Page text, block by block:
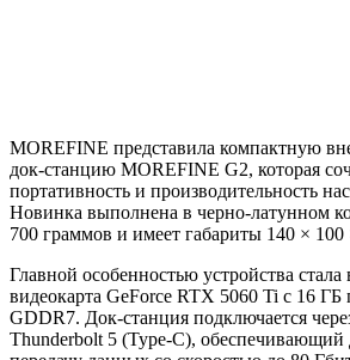
MOREFINE представила компактную
док-станцию MOREFINE G2, которая
портативность и производительность
Новинка выполнена в черно-латунном
700 граммов и имеет габариты 140 ×
Главной особенностью устройства стала
видеокарта GeForce RTX 5060 Ti с 16 ГБ
GDDR7. Док-станция подключается
Thunderbolt 5 (Type-C),